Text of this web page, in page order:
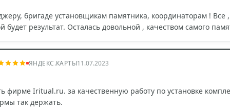
бригаде установщикам памятника, координаторам ! Все
будет результат. Осталась довольной , качеством самого
ЯНДЕКС.КАРТЫ11.07.2023
фирме Iritual.ru. за качественную работу по установке
так держать.